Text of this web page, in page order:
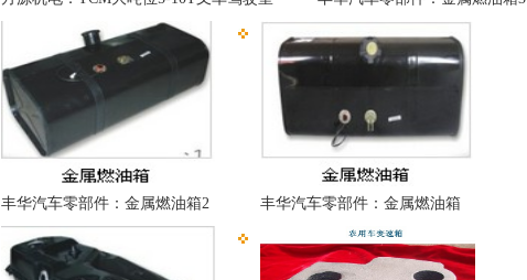
丰华汽车零部件：金属燃油箱2 丰华汽车零部件：金属燃油箱